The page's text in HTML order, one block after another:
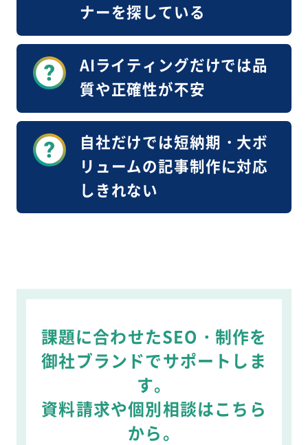
ナーを探している
AIライティングだけでは品
質や正確性が不安
自社だけでは短納期・大ボ
リュームの記事制作に対応
しきれない
課題に合わせたSEO・制作を
御社ブランドでサポートしま
す。
資料請求や個別相談はこちら
から。